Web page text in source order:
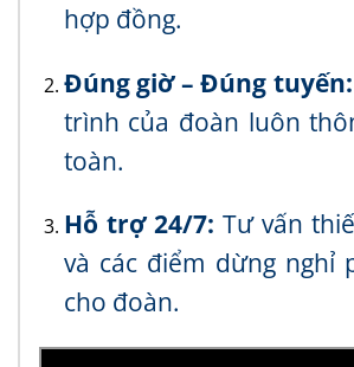
hợp đồng.
Đúng giờ – Đúng tuyến:
trình của đoàn luôn
toàn.
Hỗ trợ 24/7: Tư vấn
và các điểm dừng nghỉ
cho đoàn.